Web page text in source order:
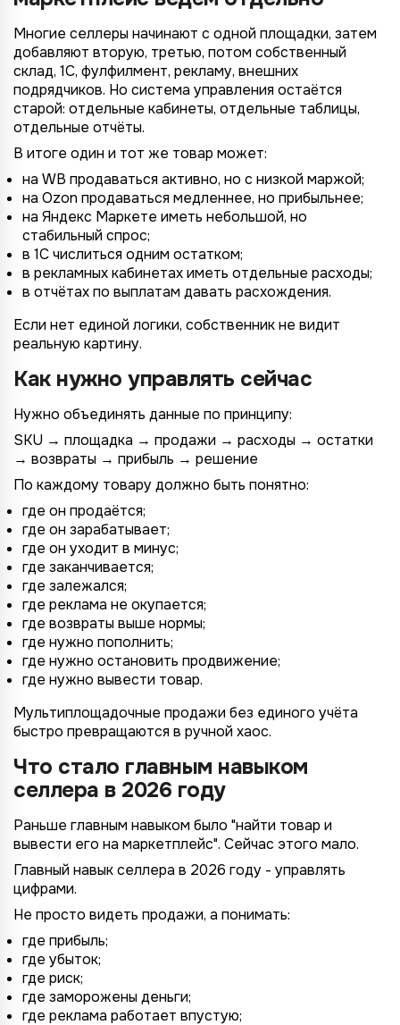
Многие селлеры начинают с одной площадки, затем
добавляют вторую, третью, потом собственный
склад, 1С, фулфилмент, рекламу, внешних
подрядчиков. Но система управления остаётся
старой: отдельные кабинеты, отдельные таблицы,
отдельные отчёты.
В итоге один и тот же товар может:
на WB продаваться активно, но с низкой маржой;
на Ozon продаваться медленнее, но прибыльнее;
на Яндекс Маркете иметь небольшой, но
стабильный спрос;
в 1С числиться одним остатком;
в рекламных кабинетах иметь отдельные расходы;
в отчётах по выплатам давать расхождения.
Если нет единой логики, собственник не видит
реальную картину.
Как нужно управлять сейчас
Нужно объединять данные по принципу:
SKU → площадка → продажи → расходы → остатки
→ возвраты → прибыль → решение
По каждому товару должно быть понятно:
где он продаётся;
где он зарабатывает;
где он уходит в минус;
где заканчивается;
где залежался;
где реклама не окупается;
где возвраты выше нормы;
где нужно пополнить;
где нужно остановить продвижение;
где нужно вывести товар.
Мультиплощадочные продажи без единого учёта
быстро превращаются в ручной хаос.
Что стало главным навыком
селлера в 2026 году
Раньше главным навыком было "найти товар и
вывести его на маркетплейс". Сейчас этого мало.
Главный навык селлера в 2026 году - управлять
цифрами.
Не просто видеть продажи, а понимать:
где прибыль;
где убыток;
где риск;
где заморожены деньги;
где реклама работает впустую;